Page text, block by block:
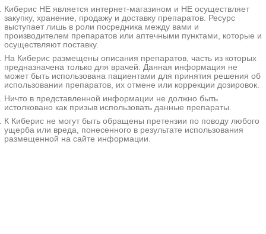
Киберис НЕ является интернет-магазином и НЕ осуществляет
закупку, хранение, продажу и доставку препаратов. Ресурс
выступает лишь в роли посредника между вами и
производителем препаратов или аптечными пунктами, которые и
осуществляют поставку.
На Киберис размещены описания препаратов, часть из которых
предназначена только для врачей. Данная информация не
может быть использована пациентами для принятия решения об
использовании препаратов, их отмене или коррекции дозировок.
Ничто в представленной информации не должно быть
истолковано как призыв использовать данные препараты.
К Киберис не могут быть обращены претензии по поводу любого
ущерба или вреда, понесенного в результате использования
размещенной на сайте информации.